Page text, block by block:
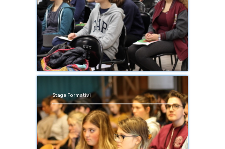
Stage Formativi